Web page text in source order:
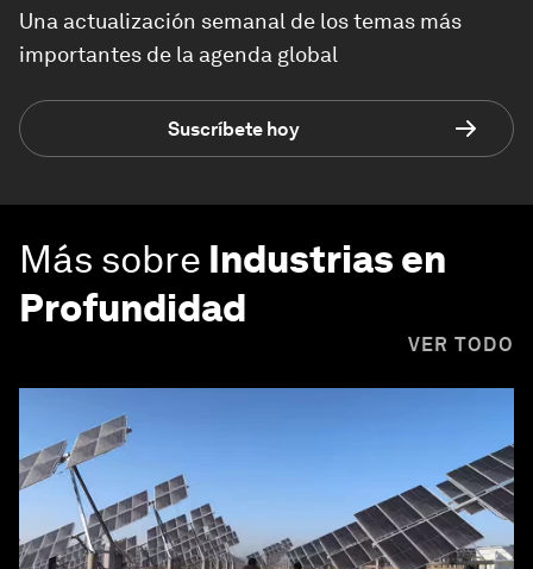
Una actualización semanal de los temas más
importantes de la agenda global
Suscríbete hoy
Más sobre Industrias en
Profundidad
VER TODO